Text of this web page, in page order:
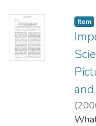
Item
(